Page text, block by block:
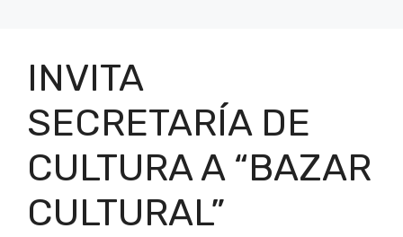
INVITA
SECRETARÍA DE
CULTURA A “BAZAR
CULTURAL”